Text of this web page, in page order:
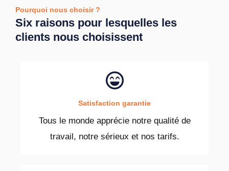
Pourquoi nous choisir ?
Six raisons pour lesquelles les
clients nous choisissent
Satisfaction garantie
Tous le monde apprécie notre qualité de
travail, notre sérieux et nos tarifs.